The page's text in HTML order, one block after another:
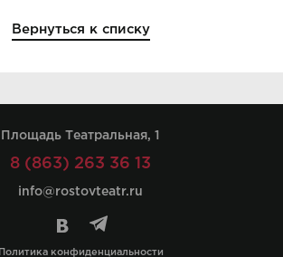
Вернуться к списку
Площадь Театральная, 1
8 (863) 263 36 13
info@rostovteatr.ru
Политика конфиденциальности